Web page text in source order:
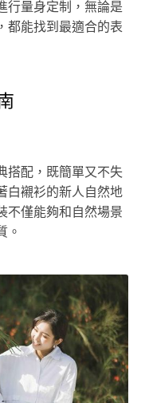
行量身定制，無論是
都能找到最適合的表
搭配，既簡單又不失
白襯衫的新人自然地
不僅能夠和自然場景
。